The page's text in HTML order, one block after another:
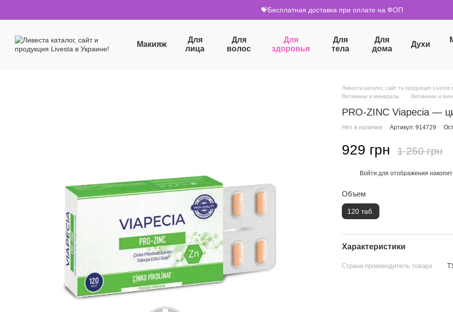
💝Бесплатная доставка при оплате на ФОП
Макияж
Для
лица
Для
волос
Для
здоровья
Для
тела
Для
дома
Духи
Ливеста каталог, сайт та продукция Livesta
Витамины и минералы
Витамины и
PRO-ZINC Viapecia —
Нет в наличии Артикул: 914729
929 грн 1 250 грн
Войти для отображения
Объем
120 таб.
Характеристики
Страна-производитель товара